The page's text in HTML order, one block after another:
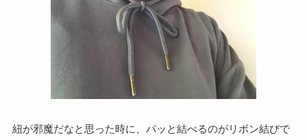
紐が邪魔だなと思った時に、パッと結べるのがリボン結びで